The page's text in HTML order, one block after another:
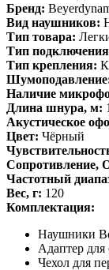
Бренд:
Вид наушников:
Тип товара:
Тип
Тип крепления:
Наличие
Длина шнура, м:
Акустическое
Цвет: Чёрный
Сопротивление,
Частотный
Вес, г: 120
Комплектация:
Наушники
Адаптер для
Чехол для